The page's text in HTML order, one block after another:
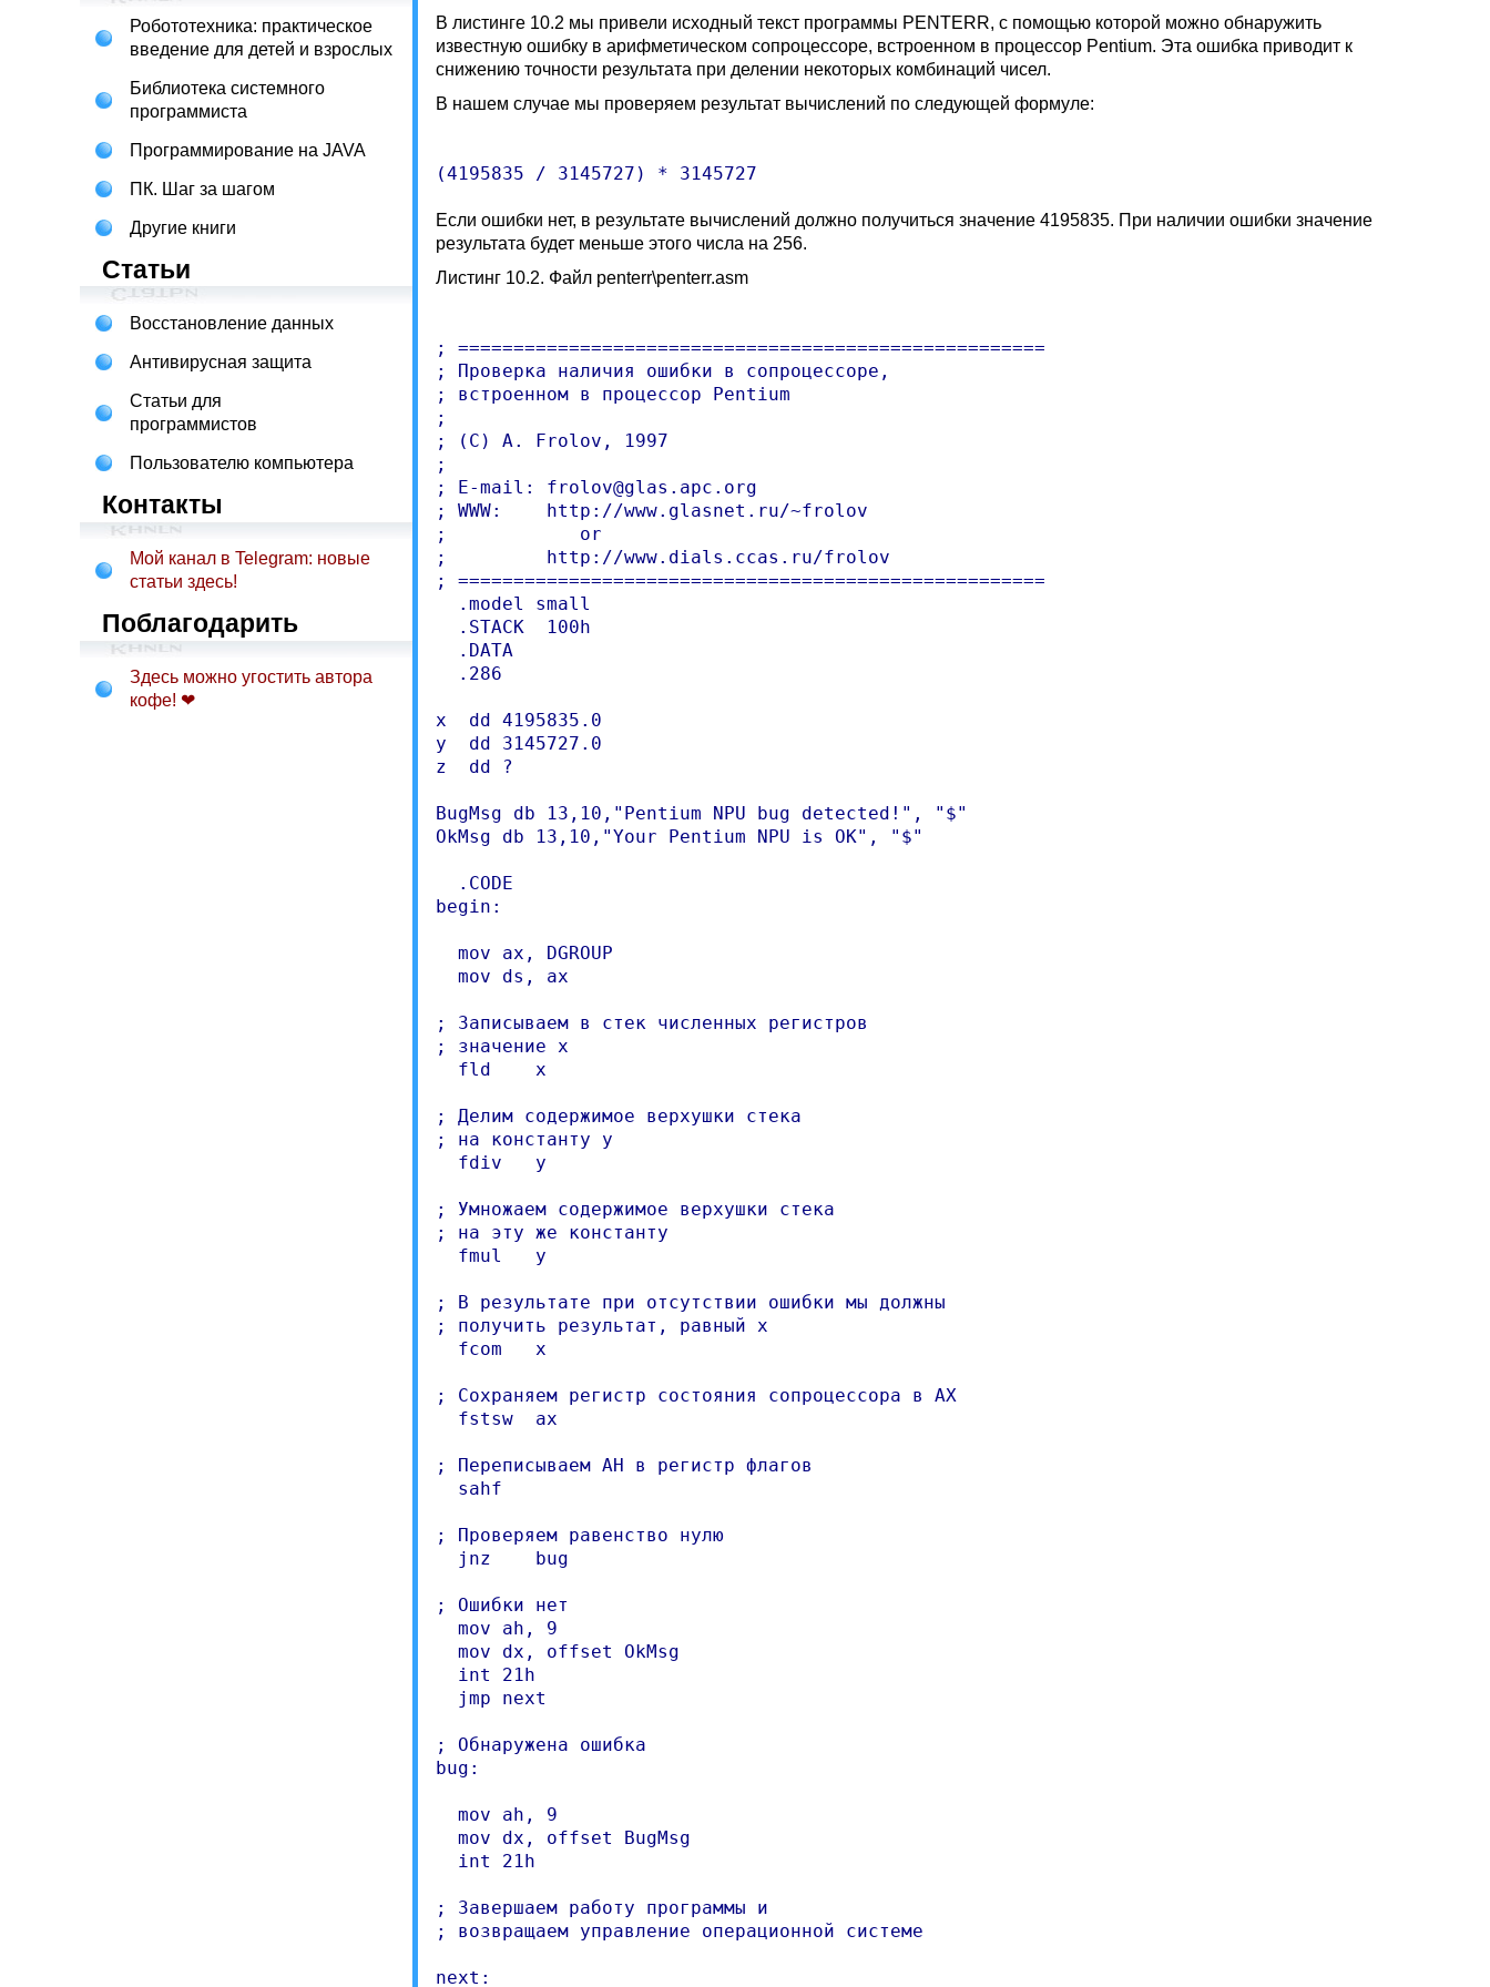
Робототехника: практическое
введение для детей и взрослых
Библиотека системного
программиста
Программирование на JAVA
ПК. Шаг за шагом
Другие книги
Статьи
Восстановление данных
Антивирусная защита
Статьи для
программистов
Пользователю компьютера
Контакты
Мой канал в Telegram: новые
статьи здесь!
Поблагодарить
Здесь можно угостить автора
кофе! ❤
В листинге 10.2 мы привели исходный текст программы PENTERR, с помощью которой можно обнаружить
известную ошибку в арифметическом сопроцессоре, встроенном в процессор Pentium. Эта ошибка приводит к
снижению точности результата при делении некоторых комбинаций чисел.
В нашем случае мы проверяем результат вычислений по следующей формуле:
Если ошибки нет, в результате вычислений должно получиться значение 4195835. При наличии ошибки значение
результата будет меньше этого числа на 256.
Листинг 10.2. Файл penterr\penterr.asm
; =====================================================
; Проверка наличия ошибки в сопроцессоре,
; встроенном в процессор Pentium
;
; (C) A. Frolov, 1997
;
; E-mail: frolov@glas.apc.org
; WWW:    http://www.glasnet.ru/~frolov
;            or
;         http://www.dials.ccas.ru/frolov
; =====================================================
  .model small
  .STACK  100h
  .DATA
  .286
x  dd 4195835.0
y  dd 3145727.0
z  dd ?
BugMsg db 13,10,"Pentium NPU bug detected!", "$"
OkMsg db 13,10,"Your Pentium NPU is OK", "$"
  .CODE
begin:
  mov ax, DGROUP
  mov ds, ax
; Записываем в стек численных регистров
; значение x
  fld    x
; Делим содержимое верхушки стека
; на константу y
  fdiv   y
; Умножаем содержимое верхушки стека
; на эту же константу
  fmul   y
; В результате при отсутствии ошибки мы должны
; получить результат, равный x
  fcom   x
; Сохраняем регистр состояния сопроцессора в AX
  fstsw  ax
; Переписываем AH в регистр флагов
  sahf
; Проверяем равенство нулю
  jnz    bug
; Ошибки нет
  mov ah, 9
  mov dx, offset OkMsg
  int 21h
  jmp next
; Обнаружена ошибка
bug:
  mov ah, 9
  mov dx, offset BugMsg
  int 21h
; Завершаем работу программы и
; возвращаем управление операционной системе
next: